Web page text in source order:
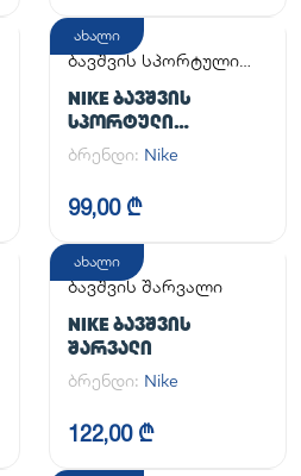
ახალი
ბავშვის სპორტული
NIKE ᲑᲐᲕᲨᲕᲘᲡ
ᲡᲞᲝᲠᲢᲣᲚᲘ
ᲙᲝᲛᲞᲚᲔᲥᲢᲘ
ბრენდი: Nike
99,00 ₾
ახალი
ბავშვის შარვალი
NIKE ᲑᲐᲕᲨᲕᲘᲡ
ᲨᲐᲠᲕᲐᲚᲘ
ბრენდი: Nike
122,00 ₾